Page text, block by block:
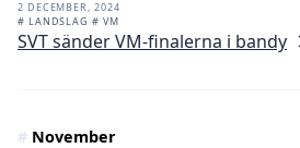
2 DECEMBER, 2024
# LANDSLAG # VM
SVT sänder VM-finalerna i bandy
# November